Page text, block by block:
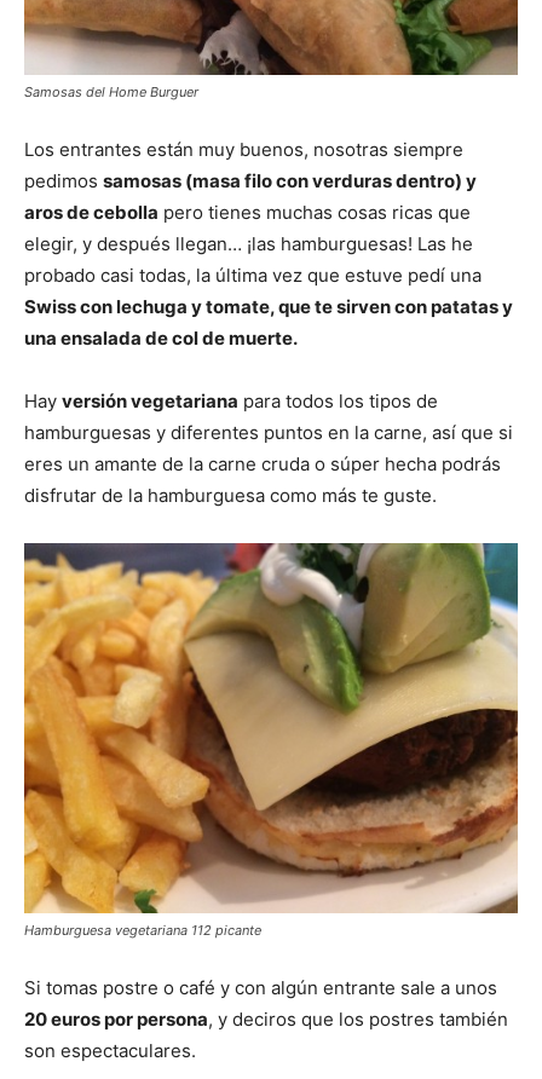
Samosas del Home Burguer
Los entrantes están muy buenos, nosotras siempre
pedimos samosas (masa filo con verduras dentro) y
aros de cebolla pero tienes muchas cosas ricas que
elegir, y después llegan… ¡las hamburguesas! Las he
probado casi todas, la última vez que estuve pedí una
Swiss con lechuga y tomate, que te sirven con patatas y
una ensalada de col de muerte.
Hay versión vegetariana para todos los tipos de
hamburguesas y diferentes puntos en la carne, así que si
eres un amante de la carne cruda o súper hecha podrás
disfrutar de la hamburguesa como más te guste.
Hamburguesa vegetariana 112 picante
Si tomas postre o café y con algún entrante sale a unos
20 euros por persona, y deciros que los postres también
son espectaculares.